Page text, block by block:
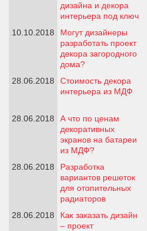
дизайна и декора
интерьера под ключ
10.10.2018
Могут дизайнеры
разработать проект
декора загородного
дома?
28.06.2018
Стоимость декора
интерьера из МДФ
28.06.2018
А что по ценам
декоративных
экранов на батареи
из МДФ?
28.06.2018
Разработка
вариантов решеток
для отопительных
радиаторов
28.06.2018
Как заказать дизайн
– проект